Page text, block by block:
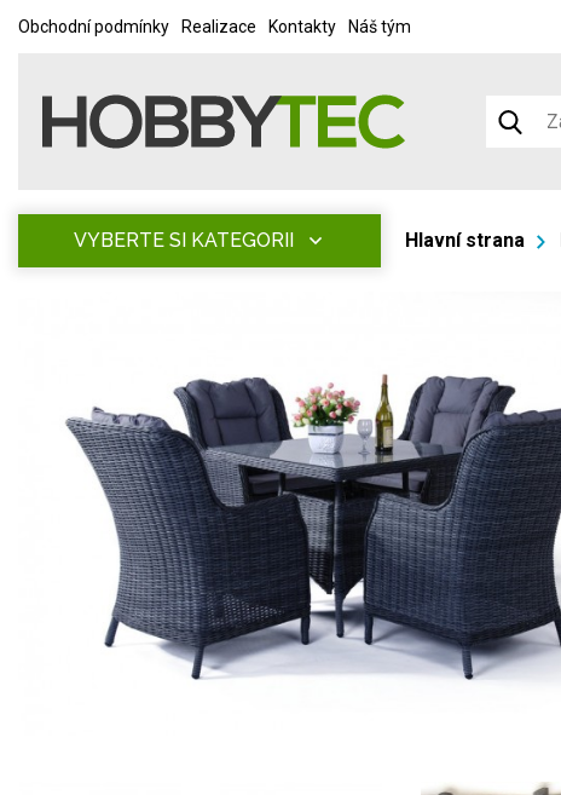
Obchodní podmínky Realizace Kontakty Náš tým
VYBERTE SI KATEGORII Hlavní strana